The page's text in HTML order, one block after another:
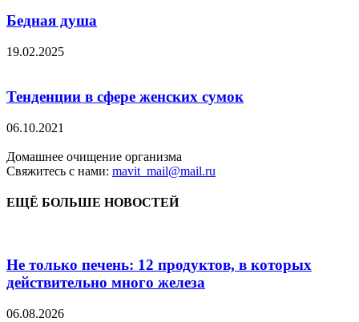
Бедная душа
19.02.2025
Тенденции в сфере женских сумок
06.10.2021
Домашнее очищение организма
Свяжитесь с нами: mavit_mail@mail.ru
ЕЩЁ БОЛЬШЕ НОВОСТЕЙ
Не только печень: 12 продуктов, в которых
действительно много железа
06.08.2026